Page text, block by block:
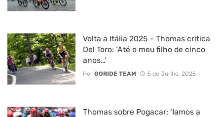
Volta a Itália 2025 – Thomas critica
Del Toro: ‘Até o meu filho de cinco
anos…’
Por GORIDE TEAM 5 de Junho, 2025
Thomas sobre Pogacar: ‘Iamos a